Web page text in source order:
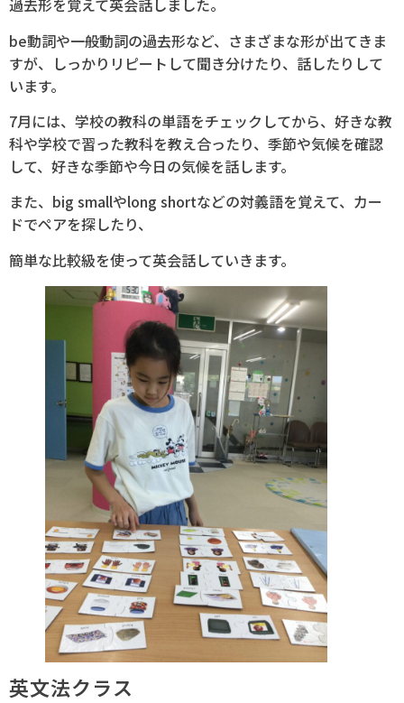
過去形を覚えて英会話しました。
be動詞や一般動詞の過去形など、さまざまな形が出てきま
すが、しっかりリピートして聞き分けたり、話したりして
います。
7月には、学校の教科の単語をチェックしてから、好きな教
科や学校で習った教科を教え合ったり、季節や気候を確認
して、好きな季節や今日の気候を話します。
また、big smallやlong shortなどの対義語を覚えて、カー
ドでペアを探したり、
簡単な比較級を使って英会話していきます。
英文法クラス